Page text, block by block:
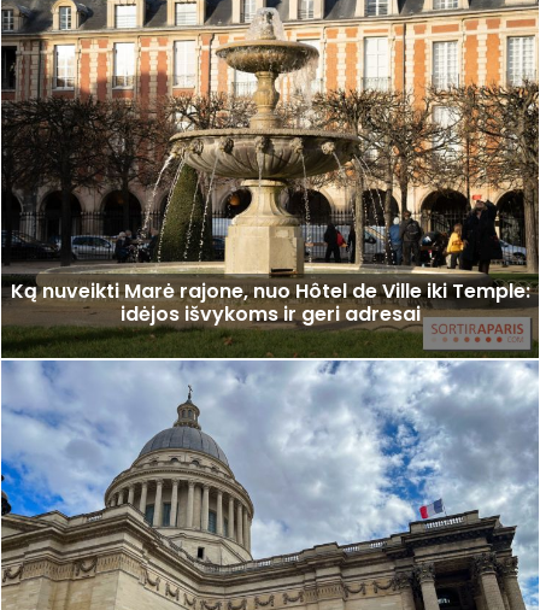
Ką nuveikti Marė rajone, nuo Hôtel de Ville iki Temple:
idėjos išvykoms ir geri adresai